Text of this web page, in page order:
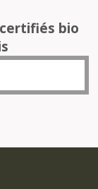
bio